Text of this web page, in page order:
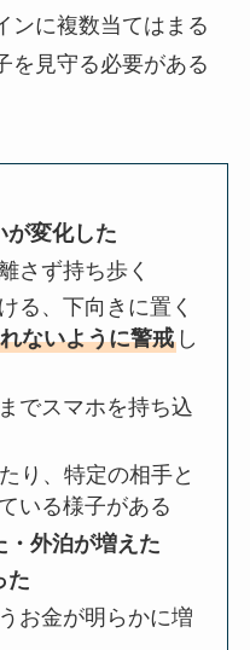
ンに複数当てはまる
を見守る必要がある
が変化した
さず持ち歩く
る、下向きに置く
ないように警戒 し
でスマホを持ち込
り、特定の相手と
いる様子がある
・外泊が増えた
た
お金が明らかに増